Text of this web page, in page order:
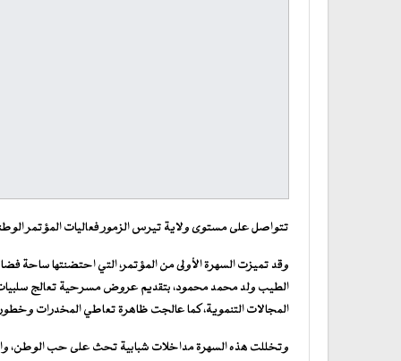
تتواصل على مستوى ولاية تيرس الزمور فعاليات المؤتمر
وقد تميزت السهرة الأولى من المؤتمر، التي احتضنتها ساحة
الطيب ولد محمد محمود، بتقديم عروض مسرحية تعالج سلبيات
المجالات التنموية، كما عالجت ظاهرة تعاطي المخدرات
وتخللت هذه السهرة مداخلات شبابية تحث على حب الوطن،